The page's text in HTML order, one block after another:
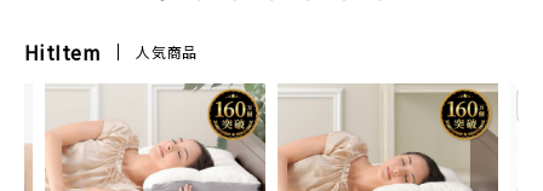
HitItem 人気商品